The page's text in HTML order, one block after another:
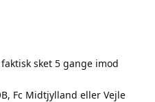
sket 5 gange imod
Fc Midtjylland eller Vejle